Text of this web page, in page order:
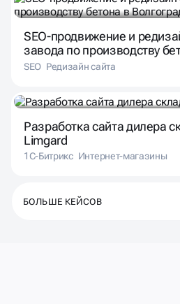
SEO-продвижение и
завода по производству
“БериБетон”
SEO Редизайн сайта
Разработка сайта дилера
Limgard
1С-Битрикс Интернет-магазины
БОЛЬШЕ КЕЙСОВ